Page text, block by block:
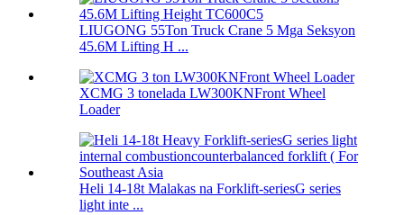
LIUGONG 55Ton Truck Crane 5 Mga Seksyon
45.6M Lifting H ...
XCMG 3 tonelada LW300KNFront Wheel
Loader
Heli 14-18t Malakas na Forklift-seriesG series
light inte ...